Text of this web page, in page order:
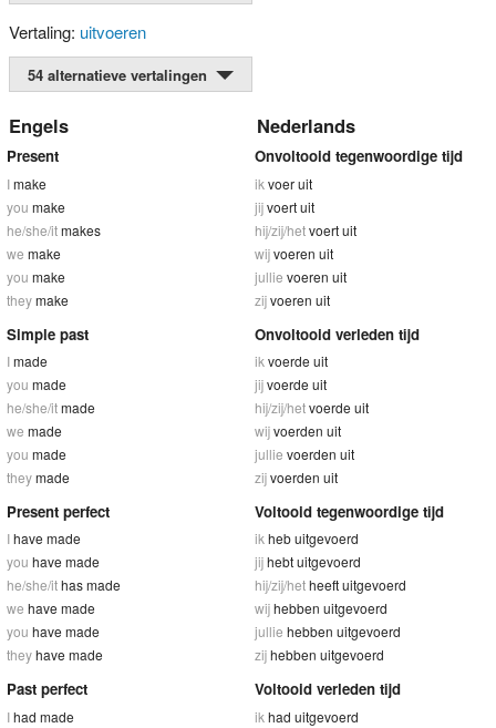
Vertaling: uitvoeren
54 alternatieve vertalingen
Engels Nederlands
Present
Imake
you make
he/she/itmakes
we make
you make
theymake
Onvoltooid tegenwoordige tijd
ik voer uit
jijvoert uit
hij/zij/hetvoert uit
wijvoeren uit
jullie voeren uit
zijvoeren uit
Simple past
Imade
you made
he/she/itmade
we made
you made
theymade
Onvoltooid verleden tijd
ik voerde uit
jijvoerde uit
hij/zij/hetvoerde uit
wijvoerden uit
jullie voerden uit
zijvoerden uit
Present perfect
Ihave made
you have made
he/she/ithas made
we have made
you have made
theyhave made
Voltooid tegenwoordige tijd
ikheb uitgevoerd
jijhebt uitgevoerd
hij/zij/hetheeft uitgevoerd
wijhebben uitgevoerd
jullie hebben uitgevoerd
zijhebben uitgevoerd
Past perfect
Ihad made
Voltooid verleden tijd
ik had uitgevoerd